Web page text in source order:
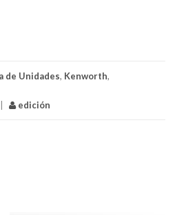
de Unidades, Kenworth,
edición